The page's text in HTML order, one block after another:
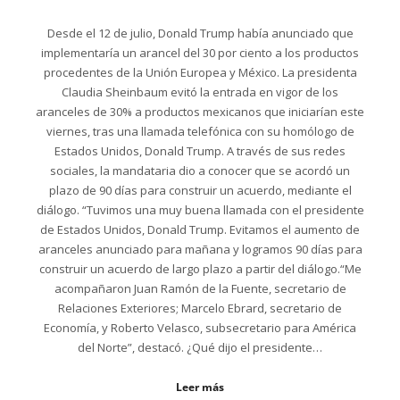
Desde el 12 de julio, Donald Trump había anunciado que
implementaría un arancel del 30 por ciento a los productos
procedentes de la Unión Europea y México. La presidenta
Claudia Sheinbaum evitó la entrada en vigor de los
aranceles de 30% a productos mexicanos que iniciarían este
viernes, tras una llamada telefónica con su homólogo de
Estados Unidos, Donald Trump. A través de sus redes
sociales, la mandataria dio a conocer que se acordó un
plazo de 90 días para construir un acuerdo, mediante el
diálogo. “Tuvimos una muy buena llamada con el presidente
de Estados Unidos, Donald Trump. Evitamos el aumento de
aranceles anunciado para mañana y logramos 90 días para
construir un acuerdo de largo plazo a partir del diálogo.“Me
acompañaron Juan Ramón de la Fuente, secretario de
Relaciones Exteriores; Marcelo Ebrard, secretario de
Economía, y Roberto Velasco, subsecretario para América
del Norte”, destacó. ¿Qué dijo el presidente…
Leer más